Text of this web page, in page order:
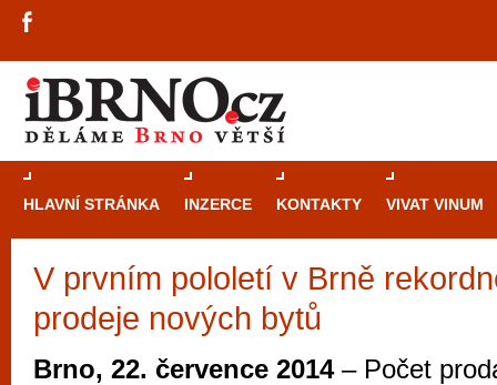
HLAVNÍ STRÁNKA INZERCE KONTAKTY VIVAT VINUM
V prvním pololetí v Brně
prodeje nových bytů
Brno, 22. července 2014– Počet
Průvodce
Brně: Od